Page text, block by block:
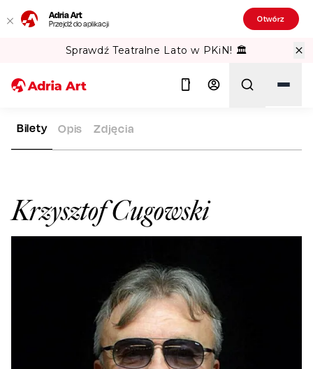
Adria Art
Przejdź do aplikacji Otwórz
Sprawdź Teatralne Lato w PKiN! 🏛️
ADRIA ART ARTYŚCI KRZYSZTOF CUGOWSKI
Krzysztof Cugowski
Bilety Opis Zdjęcia